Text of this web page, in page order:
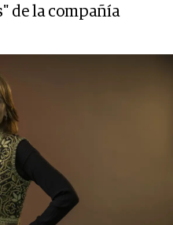
de la compañía